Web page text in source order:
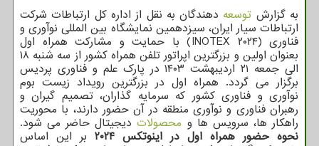
به گزارش توسعه دهندگان به نقل از اداره کل ارتباطات شرکت
ارتباطات سیار ایران، سیزدهمین نمایشگاه بین المللی نوآوری و
فناوری (INOTEX ۲۰۲۴) با حمایت و مشارکت همراه اول
بعنوان اولین و بزرگترین اپراتور تلفن همراه کشور از سه شنبه ۱۸
الی جمعه ۲۱ اردیبهشت ۱۴۰۳ در پارک علم و فناوری پردیس
برگزار می گردد. همراه اول در بزرگترین رویداد زیست بوم
نوآوری و فناوری کشور که سرمایه گذاران، تصمیم گیران و
رهبران فناوری و نوآوری منطقه در آن حضور دارند، با محوریت
راهکار ها، سرویس ها و محصولاتدیجیتال حاضر می شود.
نحوه حضور همراه اول در اینوتکس ۲۰۲۴ بر این اساس